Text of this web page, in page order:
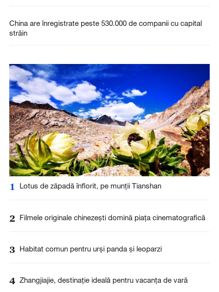
China are înregistrate peste 530.000 de companii cu capital
străin
1 Lotus de zăpadă înflorit, pe munții Tianshan
2 Filmele originale chinezești domină piața cinematografică
3 Habitat comun pentru urși panda și leoparzi
4 Zhangjiajie, destinație ideală pentru vacanța de vară